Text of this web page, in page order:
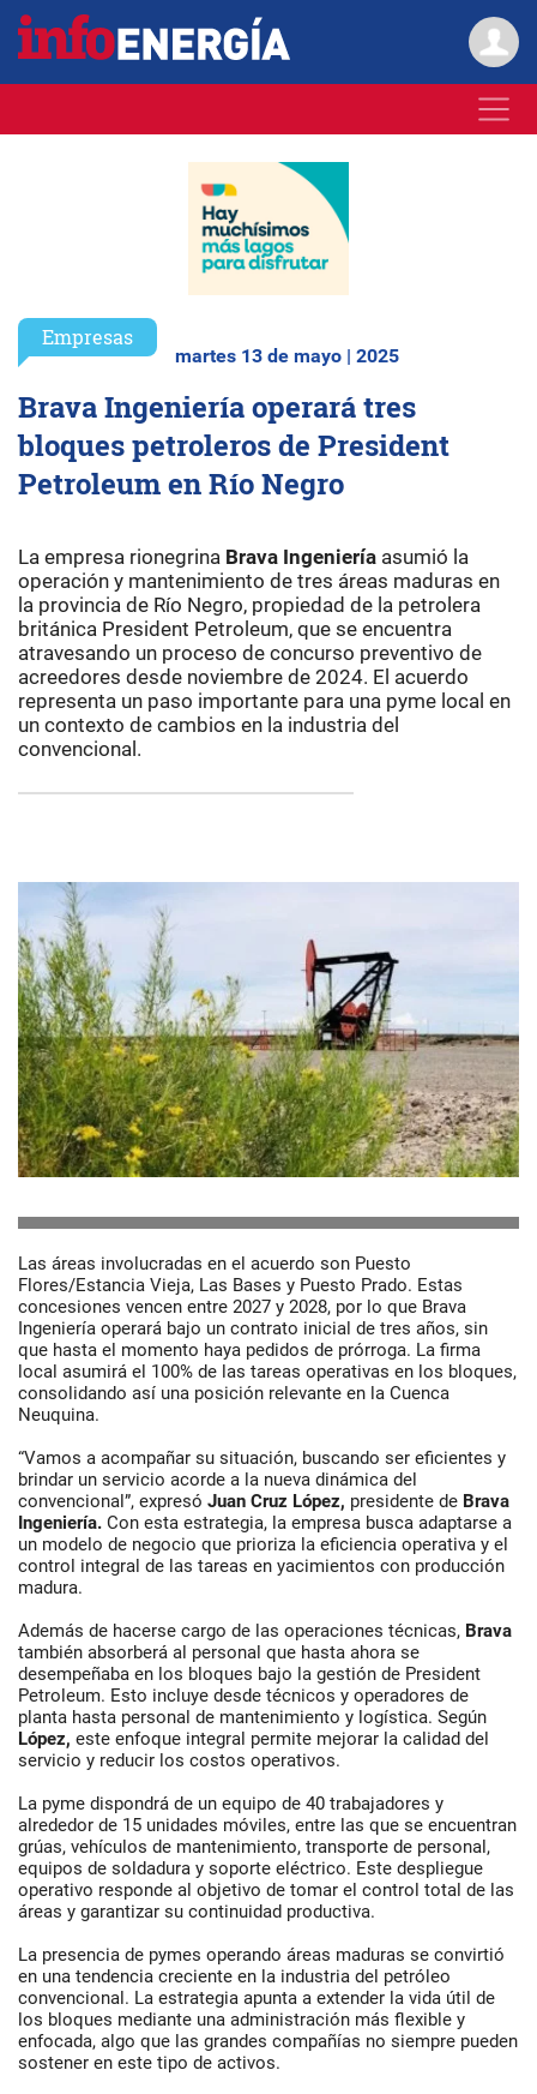
Empresas
martes 13 de mayo | 2025
Brava Ingeniería operará tres
bloques petroleros de President
Petroleum en Río Negro
La empresa rionegrina Brava Ingeniería asumió la
operación y mantenimiento de tres áreas maduras en
la provincia de Río Negro, propiedad de la petrolera
británica President Petroleum, que se encuentra
atravesando un proceso de concurso preventivo de
acreedores desde noviembre de 2024. El acuerdo
representa un paso importante para una pyme local en
un contexto de cambios en la industria del
convencional.
Las áreas involucradas en el acuerdo son Puesto
Flores/Estancia Vieja, Las Bases y Puesto Prado. Estas
concesiones vencen entre 2027 y 2028, por lo que Brava
Ingeniería operará bajo un contrato inicial de tres años, sin
que hasta el momento haya pedidos de prórroga. La firma
local asumirá el 100% de las tareas operativas en los bloques,
consolidando así una posición relevante en la Cuenca
Neuquina.
“Vamos a acompañar su situación, buscando ser eficientes y
brindar un servicio acorde a la nueva dinámica del
convencional”, expresó Juan Cruz López, presidente de Brava
Ingeniería. Con esta estrategia, la empresa busca adaptarse a
un modelo de negocio que prioriza la eficiencia operativa y el
control integral de las tareas en yacimientos con producción
madura.
Además de hacerse cargo de las operaciones técnicas, Brava
también absorberá al personal que hasta ahora se
desempeñaba en los bloques bajo la gestión de President
Petroleum. Esto incluye desde técnicos y operadores de
planta hasta personal de mantenimiento y logística. Según
López, este enfoque integral permite mejorar la calidad del
servicio y reducir los costos operativos.
La pyme dispondrá de un equipo de 40 trabajadores y
alrededor de 15 unidades móviles, entre las que se encuentran
grúas, vehículos de mantenimiento, transporte de personal,
equipos de soldadura y soporte eléctrico. Este despliegue
operativo responde al objetivo de tomar el control total de las
áreas y garantizar su continuidad productiva.
La presencia de pymes operando áreas maduras se convirtió
en una tendencia creciente en la industria del petróleo
convencional. La estrategia apunta a extender la vida útil de
los bloques mediante una administración más flexible y
enfocada, algo que las grandes compañías no siempre pueden
sostener en este tipo de activos.